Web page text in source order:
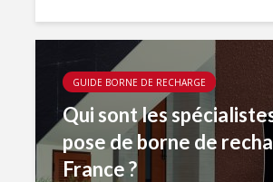
GUIDE BORNE DE RECHARGE
Qui sont les
pose de borne de
France ?